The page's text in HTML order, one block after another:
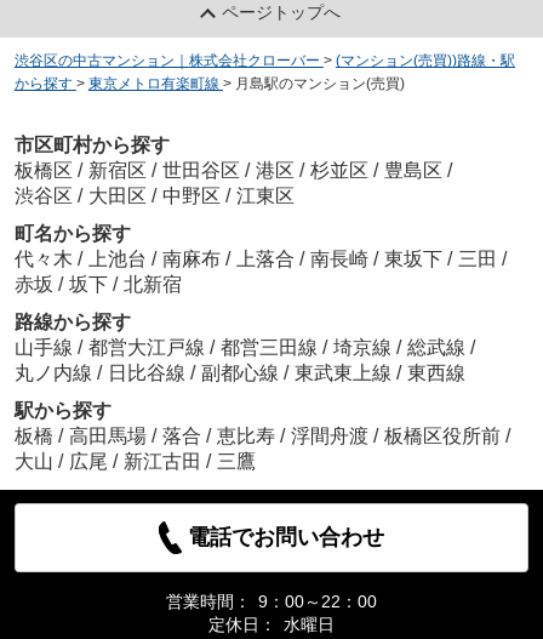
ページトップへ
渋谷区の中古マンション｜株式会社クローバー > (マンション(売買))路線・駅
から探す > 東京メトロ有楽町線 > 月島駅のマンション(売買)
市区町村から探す
板橋区 / 新宿区 / 世田谷区 / 港区 / 杉並区 / 豊島区 /
渋谷区 / 大田区 / 中野区 / 江東区
町名から探す
代々木 / 上池台 / 南麻布 / 上落合 / 南長崎 / 東坂下 / 三田 /
赤坂 / 坂下 / 北新宿
路線から探す
山手線 / 都営大江戸線 / 都営三田線 / 埼京線 / 総武線 /
丸ノ内線 / 日比谷線 / 副都心線 / 東武東上線 / 東西線
駅から探す
板橋 / 高田馬場 / 落合 / 恵比寿 / 浮間舟渡 / 板橋区役所前 /
大山 / 広尾 / 新江古田 / 三鷹
電話でお問い合わせ
営業時間：
9：00～22：00
定休日：
水曜日